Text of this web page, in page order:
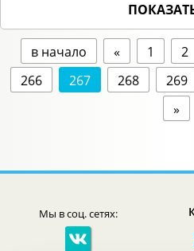
в начало « 1 2
266
267 268 269
»
Мы в соц. сетях: